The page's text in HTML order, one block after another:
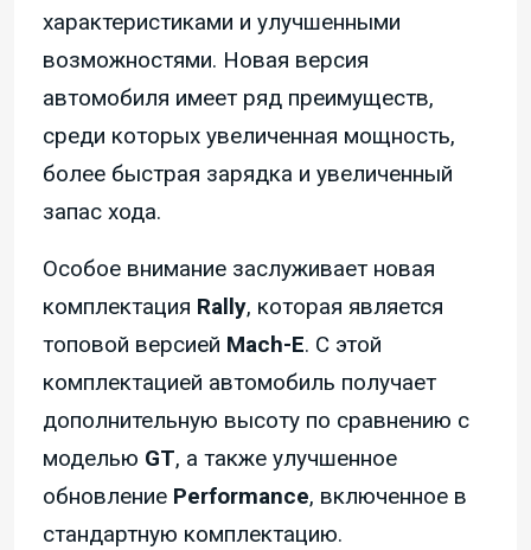
характеристиками и улучшенными
возможностями. Новая версия
автомобиля имеет ряд преимуществ,
среди которых увеличенная мощность,
более быстрая зарядка и увеличенный
запас хода.
Особое внимание заслуживает новая
комплектация Rally, которая является
топовой версией Mach-E. С этой
комплектацией автомобиль получает
дополнительную высоту по сравнению с
моделью GT, а также улучшенное
обновление Performance, включенное в
стандартную комплектацию.